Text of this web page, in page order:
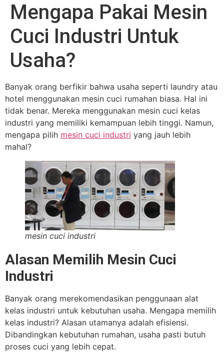
Mengapa Pakai Mesin
Cuci Industri Untuk
Usaha?
Banyak orang berfikir bahwa usaha seperti laundry atau
hotel menggunakan mesin cuci rumahan biasa. Hal ini
tidak benar. Mereka menggunakan mesin cuci kelas
industri yang memiliki kemampuan lebih tinggi. Namun,
mengapa pilih mesin cuci industri yang jauh lebih
mahal?
mesin cuci industri
Alasan Memilih Mesin Cuci
Industri
Banyak orang merekomendasikan penggunaan alat
kelas industri untuk kebutuhan usaha. Mengapa memilih
kelas industri? Alasan utamanya adalah efisiensi.
Dibandingkan kebutuhan rumahan, usaha pasti butuh
proses cuci yang lebih cepat.